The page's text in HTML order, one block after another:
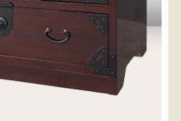
お届け先
送料ランク